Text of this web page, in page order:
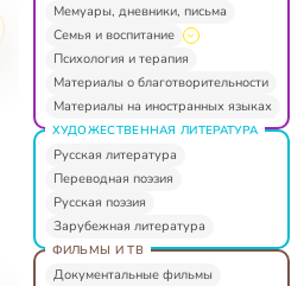
Мемуары, дневники, письма
Семья и воспитание
Психология и терапия
Материалы о благотворительности
Материалы на иностранных языках
ХУДОЖЕСТВЕННАЯ ЛИТЕРАТУРА
Русская литература
Переводная поэзия
Русская поэзия
Зарубежная литература
ФИЛЬМЫ И ТВ
Документальные фильмы